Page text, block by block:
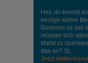
Hey, du kennst
einzige wahre
Business ist das
müssen sich
Markt zu
das an? 🤔.
Jetzt